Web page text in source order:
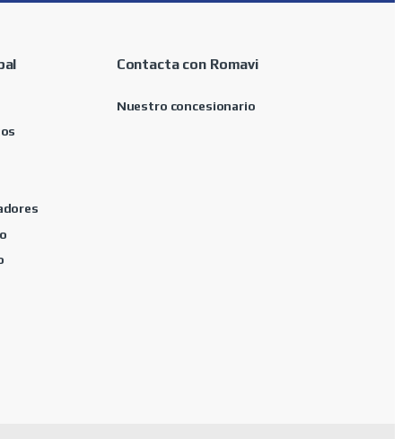
Contacta con Romavi
Nuestro concesionario